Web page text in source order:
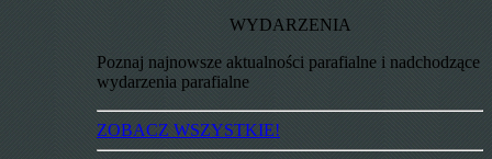
WYDARZENIA
Poznaj najnowsze aktualności parafialne i nadchodzące
wydarzenia parafialne
ZOBACZ WSZYSTKIE!